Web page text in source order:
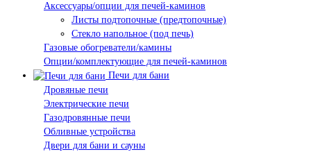
Аксессуары/опции для печей-каминов
Листы подтопочные (предтопочные)
Стекло напольное (под печь)
Газовые обогреватели/камины
Опции/комплектующие для печей-каминов
Печи для бани
Дровяные печи
Электрические печи
Газодровянные печи
Обливные устройства
Двери для бани и сауны